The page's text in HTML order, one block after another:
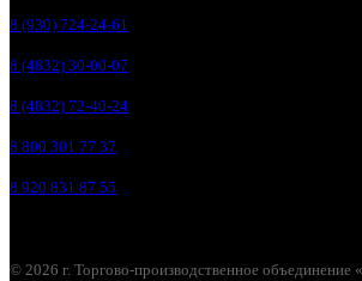
8 (930) 724-24-61
8 (4832) 30-00-07
8 (4832) 72-40-24
8 800 301 77 37
8 920 831 87 55
© 2026 г. Торгово-производственное объединение